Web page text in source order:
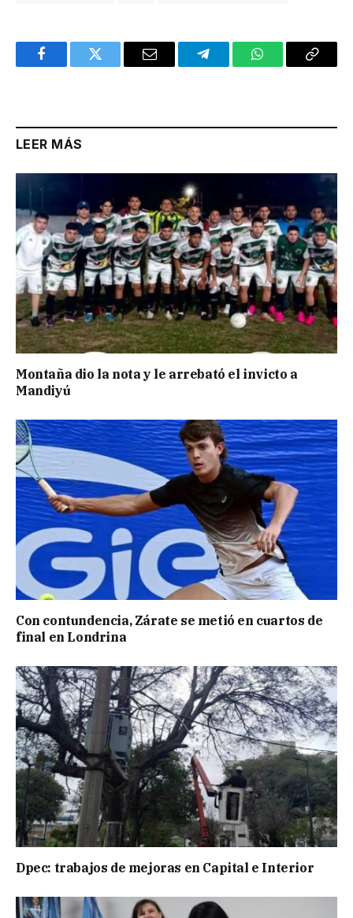
FacebookTwitter Email TelegramWhatsAppCopy
LEER MÁS
Montaña dio la nota y le arrebató el invicto a
Mandiyú
Con contundencia, Zárate se metió en cuartos de
final en Londrina
Dpec: trabajos de mejoras en Capital e Interior